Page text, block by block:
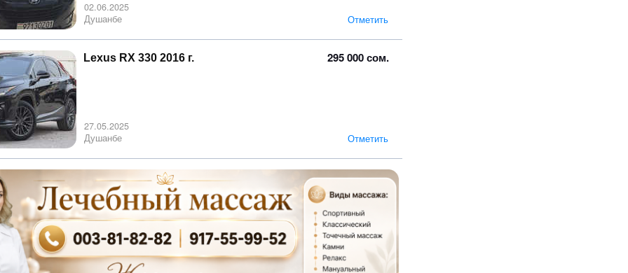
02.06.2025
Душанбе
Отметить
295 000 сом.
Lexus RX 330 2016 г.
27.05.2025
Душанбе
Отметить